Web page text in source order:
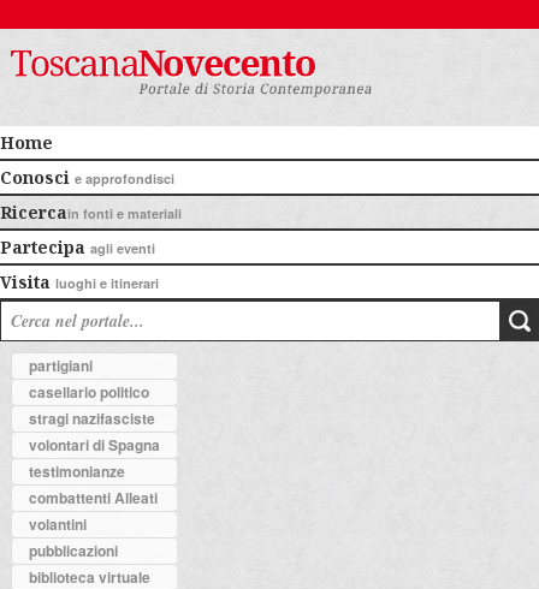
Home
Conosci e approfondisci
Ricercain fonti e materiali
Partecipa agli eventi
Visita luoghi e itinerari
partigiani
casellario politico
stragi nazifasciste
volontari di Spagna
testimonianze
combattenti Alleati
volantini
pubblicazioni
biblioteca virtuale